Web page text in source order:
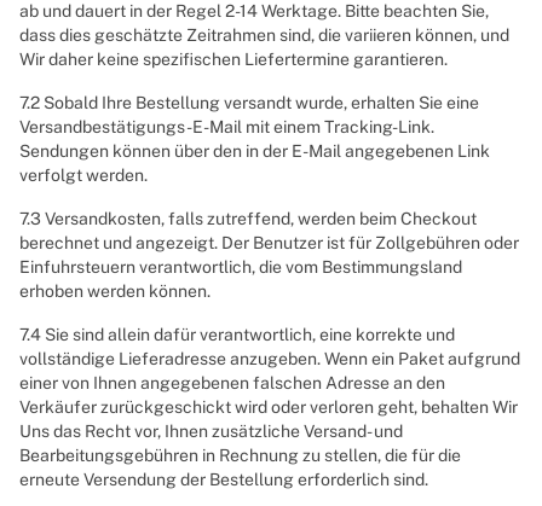
ab und dauert in der Regel 2-14 Werktage. Bitte beachten Sie,
dass dies geschätzte Zeitrahmen sind, die variieren können, und
Wir daher keine spezifischen Liefertermine garantieren.
7.2 Sobald Ihre Bestellung versandt wurde, erhalten Sie eine
Versandbestätigungs-E-Mail mit einem Tracking-Link.
Sendungen können über den in der E-Mail angegebenen Link
verfolgt werden.
7.3 Versandkosten, falls zutreffend, werden beim Checkout
berechnet und angezeigt. Der Benutzer ist für Zollgebühren oder
Einfuhrsteuern verantwortlich, die vom Bestimmungsland
erhoben werden können.
7.4 Sie sind allein dafür verantwortlich, eine korrekte und
vollständige Lieferadresse anzugeben. Wenn ein Paket aufgrund
einer von Ihnen angegebenen falschen Adresse an den
Verkäufer zurückgeschickt wird oder verloren geht, behalten Wir
Uns das Recht vor, Ihnen zusätzliche Versand- und
Bearbeitungsgebühren in Rechnung zu stellen, die für die
erneute Versendung der Bestellung erforderlich sind.